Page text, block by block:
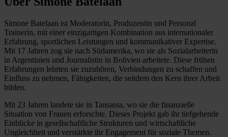
Simone Batelaan ist Moderatorin, Produzentin und Personal
Trainerin, mit einer einzigartigen Kombination aus internationaler
Erfahrung, sportlichen Leistungen und kommunikativer Expertise.
Mit 17 Jahren zog sie nach Südamerika, wo sie als Sozialarbeiterin
in Argentinien und Journalistin in Bolivien arbeitete. Diese frühen
Erfahrungen lehrten sie zuzuhören, Verbindungen zu schaffen und
Einfluss zu nehmen, Fähigkeiten, die seitdem den Kern ihrer Arbeit
bilden.
Mit 23 Jahren landete sie in Tansania, wo sie die finanzielle
Situation von Frauen erforschte. Dieses Projekt gab ihr tiefgehende
Einblicke in gesellschaftliche Strukturen und wirtschaftliche
Ungleichheit und verstärkte ihr Engagement für soziale Themen.